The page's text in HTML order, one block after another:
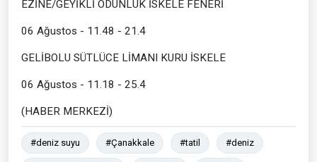
EZİNE/GEYİKLİ ODUNLUK İSKELE FENERİ
06 Ağustos - 11.48 - 21.4
GELİBOLU SÜTLÜCE LİMANI KURU İSKELE
06 Ağustos - 11.18 - 25.4
(HABER MERKEZİ)
#deniz suyu #Çanakkale #tatil #deniz